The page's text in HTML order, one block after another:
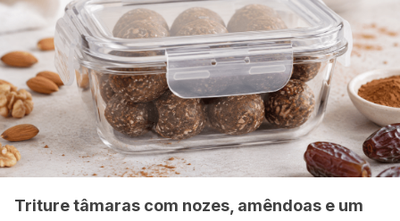
Triture tâmaras com nozes, amêndoas e um